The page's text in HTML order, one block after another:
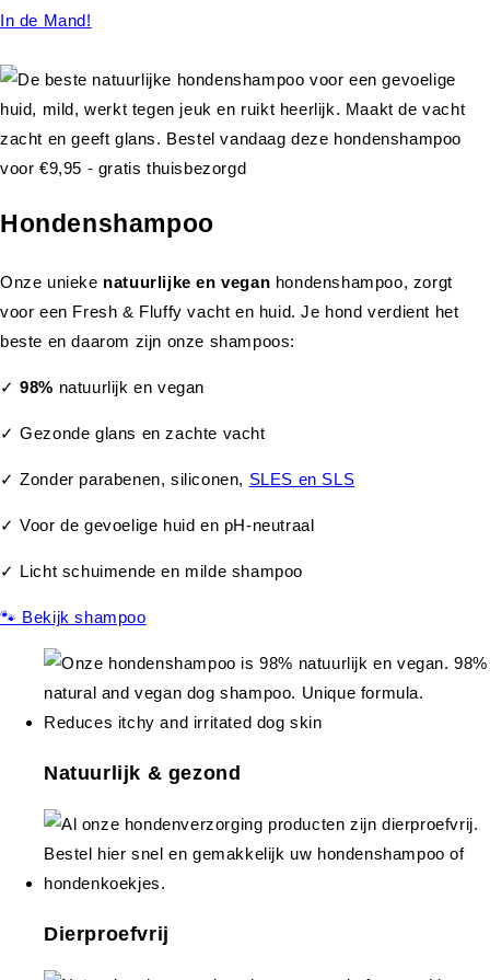
In de Mand!
Hondenshampoo
Onze unieke natuurlijke en vegan hondenshampoo, zorgt
voor een Fresh & Fluffy vacht en huid. Je hond verdient het
beste en daarom zijn onze shampoos:
✓98% natuurlijk en vegan
✓ Gezonde glans en zachte vacht
✓ Zonder parabenen, siliconen, SLES en SLS
✓ Voor de gevoelige huid en pH-neutraal
✓ Licht schuimende en milde shampoo
🐾 Bekijk shampoo
Natuurlijk & gezond
Dierproefvrij